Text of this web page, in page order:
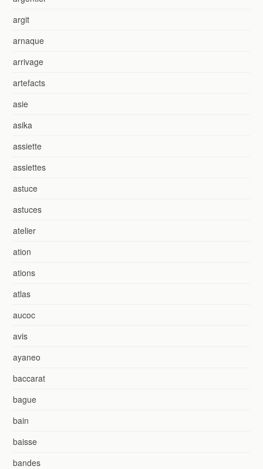
argit
arnaque
arrivage
artefacts
asie
asika
assiette
assiettes
astuce
astuces
atelier
ation
ations
atlas
aucoc
avis
ayaneo
baccarat
bague
bain
baisse
bandes